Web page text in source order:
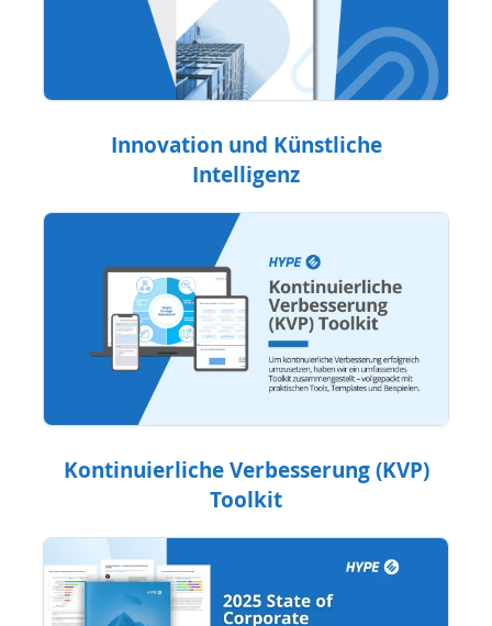
Innovation und Künstliche
Intelligenz
Kontinuierliche Verbesserung (KVP)
Toolkit